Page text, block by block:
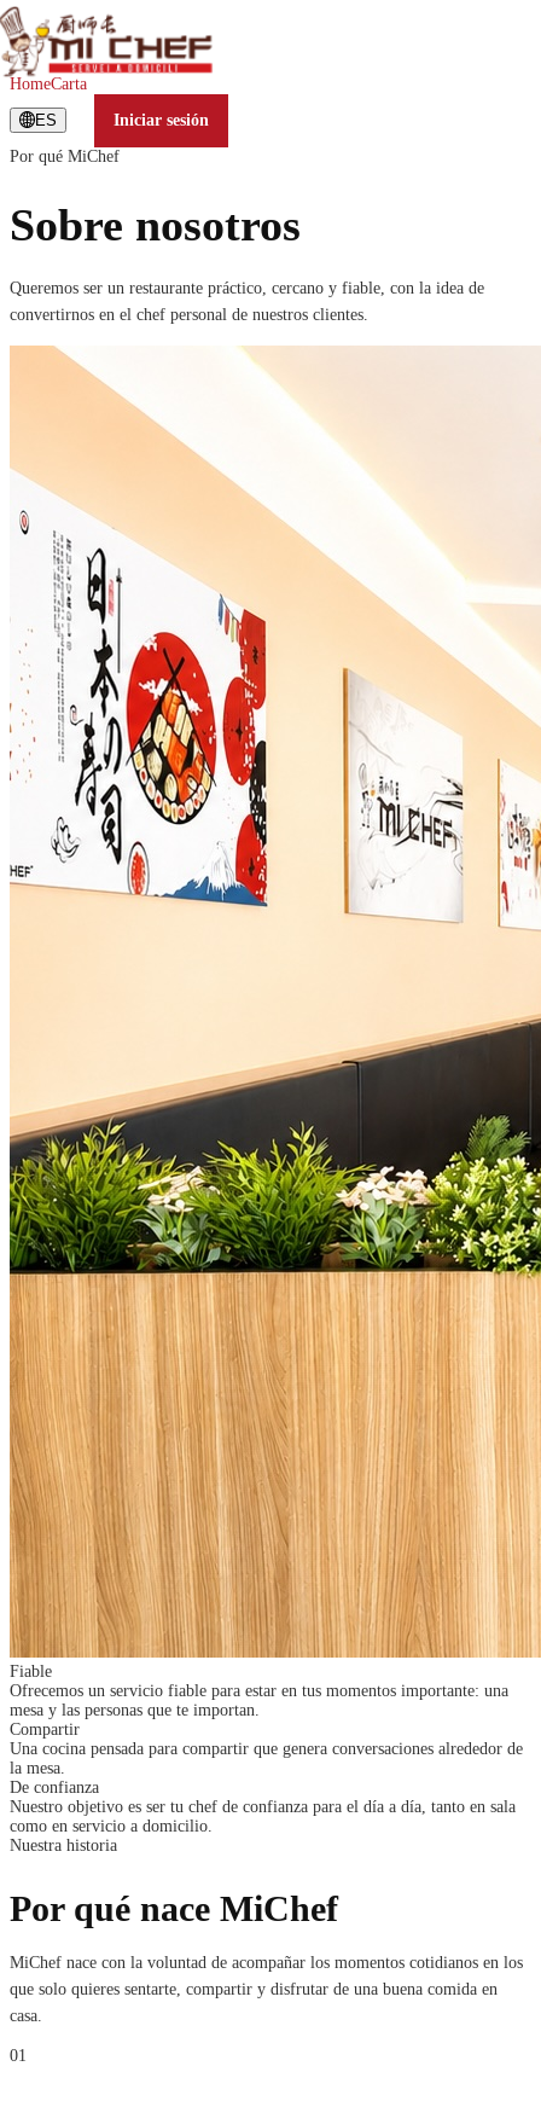
HomeCarta
ES
Iniciar sesión
Por qué MiChef
Sobre nosotros
Queremos ser un restaurante práctico, cercano y fiable, con la idea de
convertirnos en el chef personal de nuestros clientes.
Fiable
Ofrecemos un servicio fiable para estar en tus momentos importante: una
mesa y las personas que te importan.
Compartir
Una cocina pensada para compartir que genera conversaciones alrededor de
la mesa.
De confianza
Nuestro objetivo es ser tu chef de confianza para el día a día, tanto en sala
como en servicio a domicilio.
Nuestra historia
Por qué nace MiChef
MiChef nace con la voluntad de acompañar los momentos cotidianos en los
que solo quieres sentarte, compartir y disfrutar de una buena comida en
casa.
01